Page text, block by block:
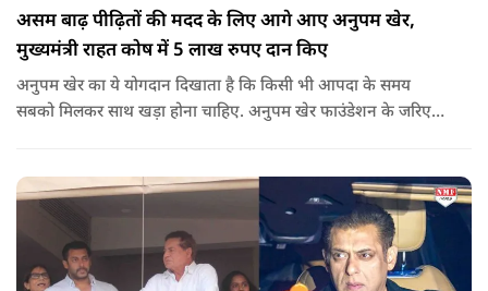
असम बाढ़ पीढ़ितों की मदद के लिए आगे आए अनुपम खेर,
मुख्यमंत्री राहत कोष में 5 लाख रुपए दान किए
अनुपम खेर का ये योगदान दिखाता है कि किसी भी आपदा के समय
सबको मिलकर साथ खड़ा होना चाहिए. अनुपम खेर फाउंडेशन के जरिए
मदद के लिए उनके द्वारा किया गया ये दान भी उसी कड़ी का एक हिस्सा है.